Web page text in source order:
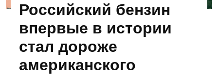
Российский бензин
впервые в истории
стал дороже
американского